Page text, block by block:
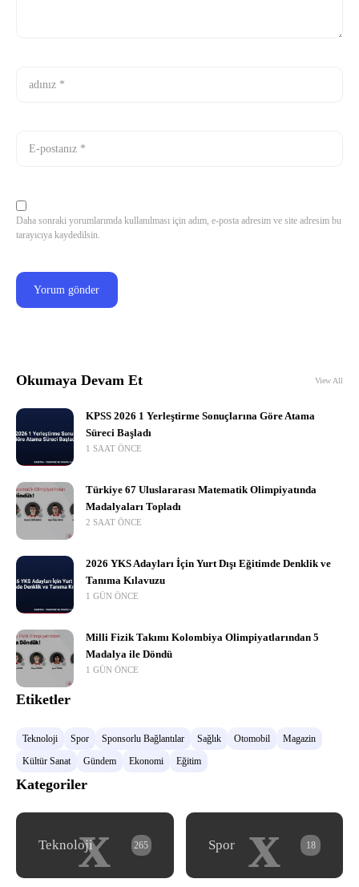
Daha sonraki yorumlarımda kullanılması için adım, e-posta adresim ve site adresim bu
tarayıcıya kaydedilsin.
Okumaya Devam Et View All
KPSS 2026 1 Yerleştirme Sonuçlarına Göre Atama
Süreci Başladı
1 SAAT ÖNCE
Türkiye 67 Uluslararası Matematik Olimpiyatında
Madalyaları Topladı
2 SAAT ÖNCE
2026 YKS Adayları İçin Yurt Dışı Eğitimde Denklik ve
Tanıma Kılavuzu
1 GÜN ÖNCE
Milli Fizik Takımı Kolombiya Olimpiyatlarından 5
Madalya ile Döndü
1 GÜN ÖNCE
Etiketler
Teknoloji Spor Sponsorlu Bağlantılar Sağlık Otomobil
Magazin
Kültür Sanat
Gündem Ekonomi Eğitim
Kategoriler
x
Teknoloji 265 x
Spor 18